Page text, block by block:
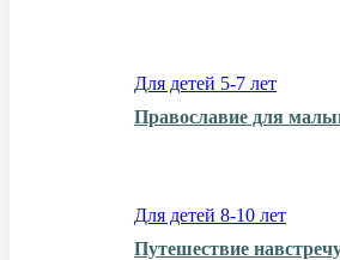
Для детей 5-7 лет
Православие для
Для детей 8-10 лет
Путешествие